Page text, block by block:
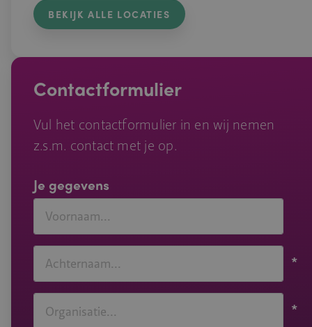
BEKIJK ALLE LOCATIES
Contactformulier
Vul het contactformulier in en wij nemen
z.s.m. contact met je op.
Je gegevens
Voornaam
Achternaam
Organisatie